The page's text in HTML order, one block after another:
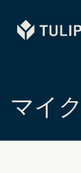
Tulip
マイ